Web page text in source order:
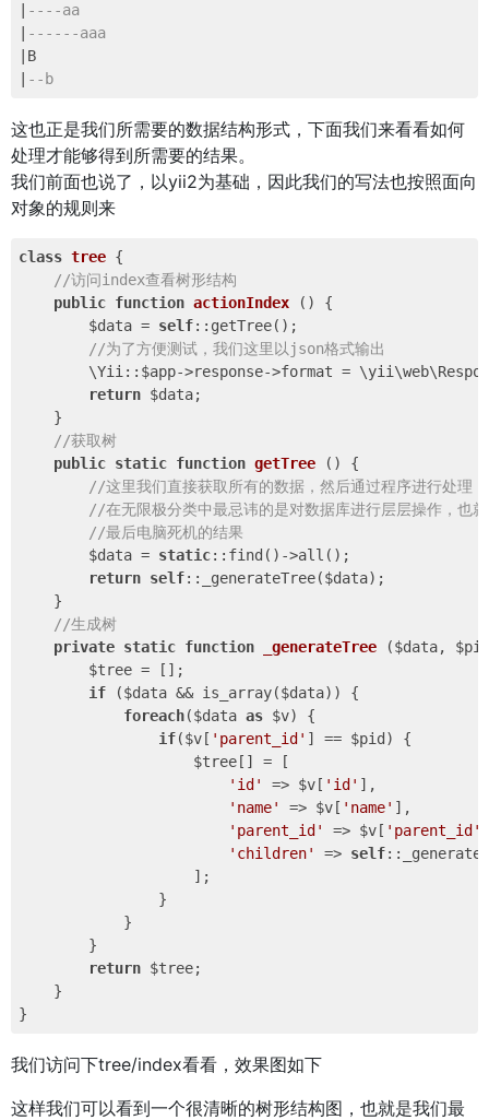
----aa
------aaa
|B
--b
这也正是我们所需要的数据结构形式，下面我们来看看如何
处理才能够得到所需要的结果。
我们前面也说了，以yii2为基础，因此我们的写法也按照面向
对象的规则来
class tree {
//访问index查看树形结构
public function actionIndex ()
{
        $data =
self::getTree();
//为了方便测试，我们这里以json格式输出
\Yii::$app->response->format =
return $data;
    }
//获取树
public static function getTree ()
{
//这里我们直接获取所有的数据，然后通过程序进行处理
//在无限极分类中最忌讳的是对数据库进行层层操作，也
//最后电脑死机的结果
        $data =
static::find()->all();
return self::_generateTree($data);
    }
//生成树
private static function _generateTree
($data,
        $tree = [];
if ($data && is_array($data)) {
foreach($data as $v) {
if($v[ 'parent_id' ] == $pid) {
                    $tree[] = [
'id'
=> $v[ 'id' ],
'name'
=> $v[ 'name' ],
'parent_id'
=> $v[ 'parent_id'
'children'
=> self
                    ];
                }
            }
        }
return $tree;
    }
我们访问下tree/index看看，效果图如下
这样我们可以看到一个很清晰的树形结构图，也就是我们最